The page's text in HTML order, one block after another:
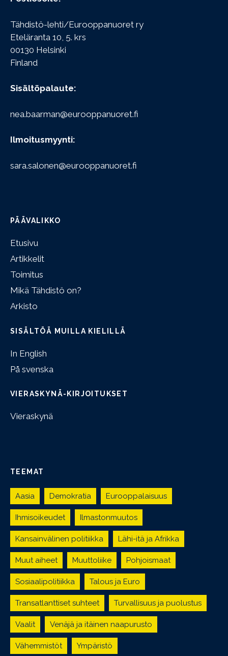
Tähdistö-lehti/Eurooppanuoret ry
Eteläranta 10, 5. krs
00130 Helsinki
Finland
Sisältöpalaute:
nea.baarman@eurooppanuoret.fi
Ilmoitusmyynti:
sara.salonen@eurooppanuoret.fi
PÄÄVALIKKO
Etusivu
Artikkelit
Toimitus
Mikä Tähdistö on?
Arkisto
SISÄLTÖÄ MUILLA KIELILLÄ
In English
På svenska
VIERASKYNÄ-KIRJOITUKSET
Vieraskynä
TEEMAT
Aasia Demokratia Eurooppalaisuus
Ihmisoikeudet Ilmastonmuutos
Kansainvälinen politiikka Lähi-itä ja Afrikka
Muut aiheet Muuttoliike Pohjoismaat
Sosiaalipolitiikka Talous ja Euro
Transatlanttiset suhteet Turvallisuus ja puolustus
Vaalit Venäjä ja itäinen naapurusto
Vähemmistöt Ympäristö